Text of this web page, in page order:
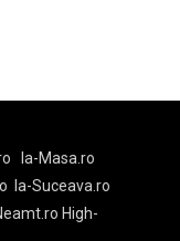
la-Masa.ro
la-Suceava.ro
High-